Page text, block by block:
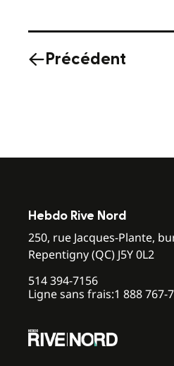
Précédent
Hebdo Rive Nord
250, rue Jacques-Plante,
Repentigny (QC) J5Y 0L2
514 394-7156
Ligne sans frais:1 888 767-